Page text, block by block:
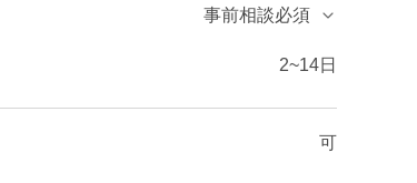
事前相談必須
2~14日
可